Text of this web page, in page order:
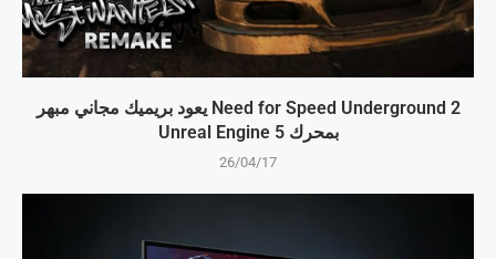
Need for Speed Underground 2 يعود بريميك مجاني مبهر
بمحرك Unreal Engine 5
26/04/17